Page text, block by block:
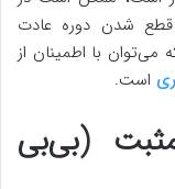
شدن دوره عادت
می‌توان با اطمینان از
است.
(بی‌بی